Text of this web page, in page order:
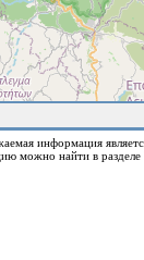
информация
можно найти в разделе